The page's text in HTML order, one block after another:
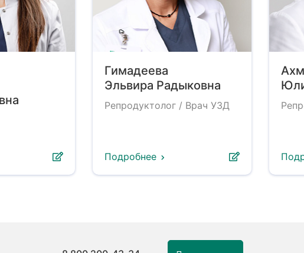
Гимадеева
Эльвира Радыковна
Репродуктолог / Врач УЗД
Подробнее